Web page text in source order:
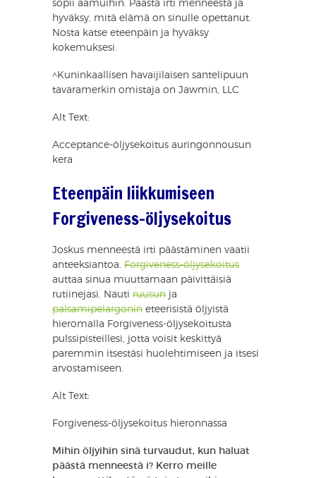
sopii aamuihin. Päästä irti menneestä ja
hyväksy, mitä elämä on sinulle opettanut.
Nosta katse eteenpäin ja hyväksy
kokemuksesi.
^Kuninkaallisen havaijilaisen santelipuun
tavaramerkin omistaja on Jawmin, LLC
Alt Text:
Acceptance-öljysekoitus auringonnousun
kera
Eteenpäin liikkumiseen
Forgiveness-öljysekoitus
Joskus menneestä irti päästäminen vaatii
anteeksiantoa. Forgiveness-öljysekoitus
auttaa sinua muuttamaan päivittäisiä
rutiinejasi. Nauti ruusun ja
palsamipelargonin eteerisistä öljyistä
hieromalla Forgiveness-öljysekoitusta
pulssipisteillesi, jotta voisit keskittyä
paremmin itsestäsi huolehtimiseen ja itsesi
arvostamiseen.
Alt Text:
Forgiveness-öljysekoitus hieronnassa
Mihin öljyihin sinä turvaudut, kun haluat
päästä menneestä i? Kerro meille